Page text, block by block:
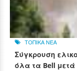
ΤΟΠΙΚΑ ΝΕΑ
Σύγκρουση
όλα τα Bell